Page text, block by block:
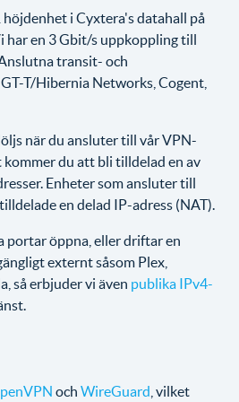
i Cyxtera's datahall på
har en 3 Gbit/s uppkoppling till
transit- och
T/Hibernia Networks, Cogent,
när du ansluter till vår VPN-
du att bli tilldelad en av
Enheter som ansluter till
en delad IP-adress (NAT).
portar öppna, eller driftar en
externt såsom Plex,
så erbjuder vi även publika IPv4-
och WireGuard , vilket